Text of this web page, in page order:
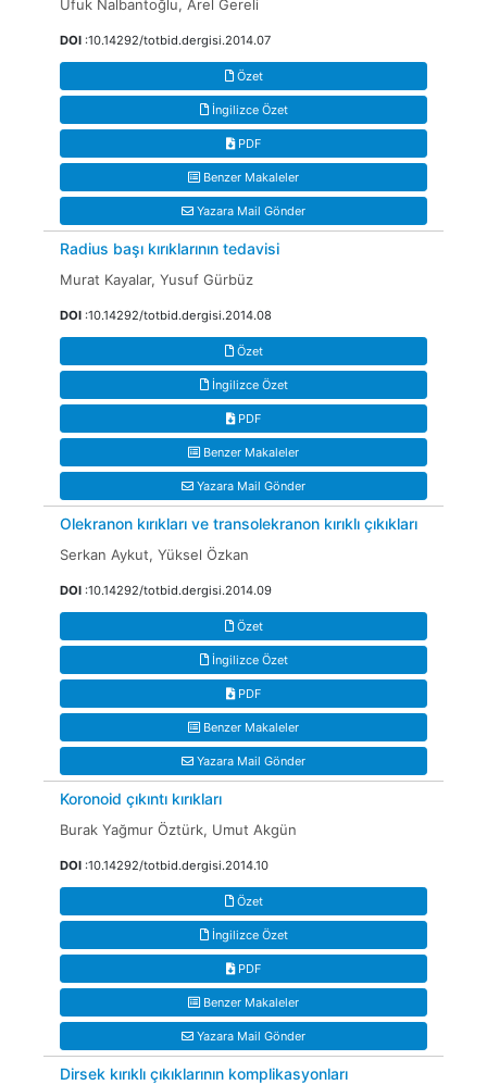
Ufuk Nalbantoğlu, Arel Gereli
DOI :10.14292/totbid.dergisi.2014.07
Özet
İngilizce Özet
PDF
Benzer Makaleler
Yazara Mail Gönder
Radius başı kırıklarının tedavisi
Murat Kayalar, Yusuf Gürbüz
DOI :10.14292/totbid.dergisi.2014.08
Özet
İngilizce Özet
PDF
Benzer Makaleler
Yazara Mail Gönder
Olekranon kırıkları ve transolekranon kırıklı çıkıkları
Serkan Aykut, Yüksel Özkan
DOI :10.14292/totbid.dergisi.2014.09
Özet
İngilizce Özet
PDF
Benzer Makaleler
Yazara Mail Gönder
Koronoid çıkıntı kırıkları
Burak Yağmur Öztürk, Umut Akgün
DOI :10.14292/totbid.dergisi.2014.10
Özet
İngilizce Özet
PDF
Benzer Makaleler
Yazara Mail Gönder
Dirsek kırıklı çıkıklarının komplikasyonları